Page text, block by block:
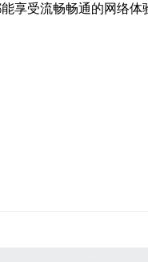
受流畅畅通的网络体